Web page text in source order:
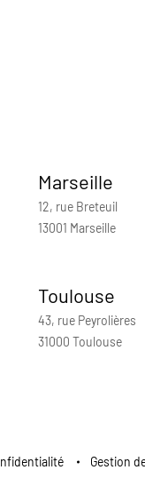
Marseille
12, rue Breteuil
13001 Marseille
Toulouse
43, rue Peyrolières
31000 Toulouse
Gestion